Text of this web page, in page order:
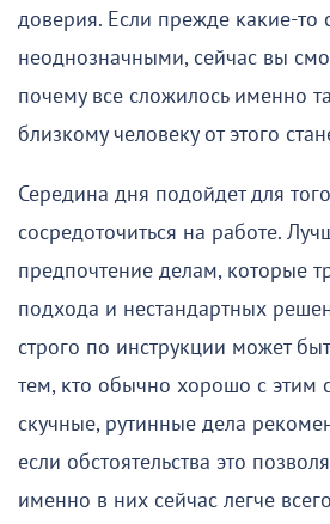
доверия. Если прежде какие-то
неоднозначными, сейчас вы
почему все сложилось именно
близкому человеку от этого
Середина дня подойдет для
сосредоточиться на работе.
предпочтение делам, которые
подхода и нестандартных
строго по инструкции может
тем, кто обычно хорошо с этим
скучные, рутинные дела
если обстоятельства это
именно в них сейчас легче